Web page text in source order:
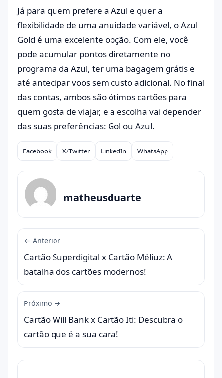
Já para quem prefere a Azul e quer a
flexibilidade de uma anuidade variável, o Azul
Gold é uma excelente opção. Com ele, você
pode acumular pontos diretamente no
programa da Azul, ter uma bagagem grátis e
até antecipar voos sem custo adicional. No final
das contas, ambos são ótimos cartões para
quem gosta de viajar, e a escolha vai depender
das suas preferências: Gol ou Azul.
Compartilhar
Facebook X/Twitter LinkedIn WhatsApp
matheusduarte
← Anterior
Cartão Superdigital x Cartão Méliuz: A
batalha dos cartões modernos!
Próximo →
Cartão Will Bank x Cartão Iti: Descubra o
cartão que é a sua cara!